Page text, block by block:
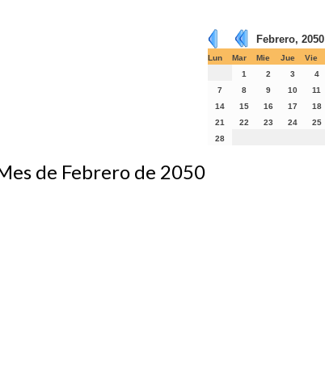
Febrero, 2050
Lun Mar Mie Jue Vie
1
2 3 4
7
8 9 10 11
14
15 16 17 18
21
22 23 24 25
28
de Febrero de 2050